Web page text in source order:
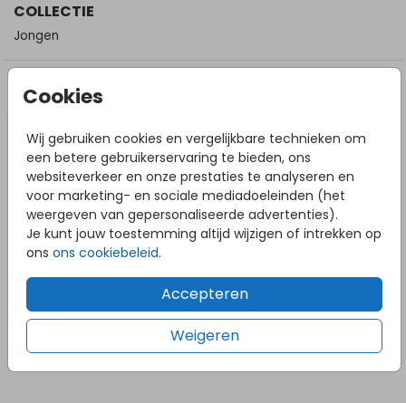
Cookies
Wij gebruiken cookies en vergelijkbare technieken om
een betere gebruikerservaring te bieden, ons
websiteverkeer en onze prestaties te analyseren en
voor marketing- en sociale mediadoeleinden (het
weergeven van gepersonaliseerde advertenties).
Je kunt jouw toestemming altijd wijzigen of intrekken op
ons ons cookiebeleid.
Accepteren
Weigeren
COLLECTIE
Jongen
DIT VIND JE MISSCHIEN OOK LEUK